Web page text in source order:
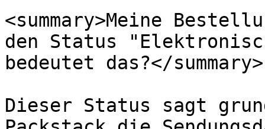
<summary>Meine
den Status
bedeutet das?</summary>
Dieser Status sagt